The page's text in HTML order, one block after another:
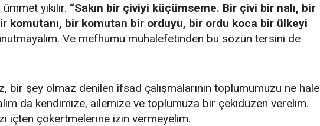
ümmet yıkılır. “Sakın bir çiviyi küçümseme. Bir çivi bir nalı, bir
komutanı, bir komutan bir orduyu, bir ordu koca bir ülkeyi
Ve mefhumu muhalefetinden bu sözün tersini de
bir şey olmaz denilen ifsad çalışmalarının toplumumuzu ne hale
da kendimize, ailemize ve toplumuza bir çekidüzen verelim.
içten çökertmelerine izin vermeyelim.